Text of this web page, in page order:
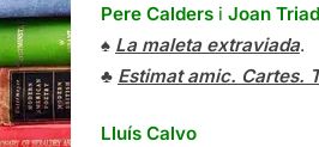
Pere Calders i Joan
♠ La maleta extraviada.
♣ Estimat amic. Cartes.
Lluís Calvo